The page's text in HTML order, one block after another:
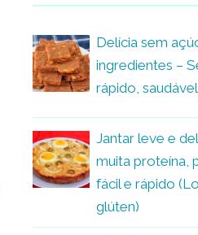
Delícia sem
ingredientes –
rápido, saudável
Jantar leve e
muita proteína,
fácil e rápido
glúten)